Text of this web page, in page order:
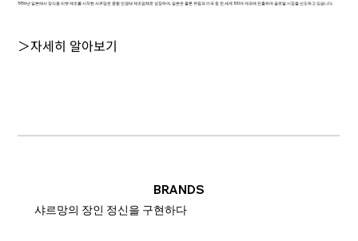
1956년 일본에서 장식용 리벳 제조를 시작한 샤르망은 종합 안경테 제조업체로 성장하여, 일본은 물론 유럽과 미국 등 전 세계 100여 개국에 진출하며 글로벌 시장을 선도하고 있습니다.
＞자세히 알아보기
BRANDS
샤르망의 장인 정신을 구현하다